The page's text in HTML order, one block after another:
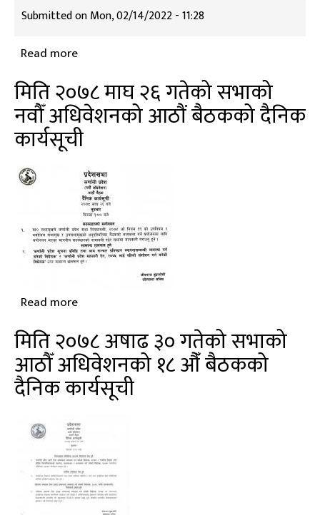
ऐन
लाई
गर्न
बनेको
अध्यादेश
Submitted onMon, 02/14/2022 - 11:28
Read moreabout
लोकसेवा
आयोग
(दोस्रो)
अध्यादेश,
२०७७
मिति २०७८ माघ २६ गतेको सभाको
नवौँ अधिवेशनको आठौं बैठकको दैनिक
कार्यसूची
Read moreabout
२०७८
माघ
२६
सभाको
नवौँ
अधिवेशनको
आठौं
बैठकको
मिति २०७८ अषाढ ३० गतेको सभाको
आठौँ अधिवेशनको १८ औँ बैठकको
दैनिक कार्यसूची